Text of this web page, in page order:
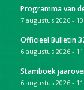
Programma van
7 augustus 2026 -
Officieel Bulletin
6 augustus 2026 -
Stamboek
6 augustus 2026 -